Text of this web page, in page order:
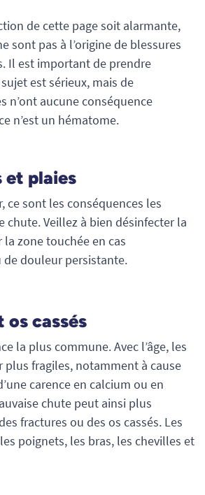
de cette page soit alarmante,
sont pas à l’origine de blessures
Il est important de prendre
est sérieux, mais de
n’ont aucune conséquence
n’est un hématome.
et plaies
ce sont les conséquences les
chute. Veillez à bien désinfecter la
zone touchée en cas
de douleur persistante.
cassés
la plus commune. Avec l’âge, les
plus fragiles, notamment à cause
carence en calcium ou en
chute peut ainsi plus
fractures ou des os cassés. Les
poignets, les bras, les chevilles et